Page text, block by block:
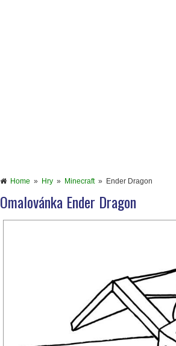
Home » Hry » Minecraft» Ender Dragon
Omalovánka Ender Dragon